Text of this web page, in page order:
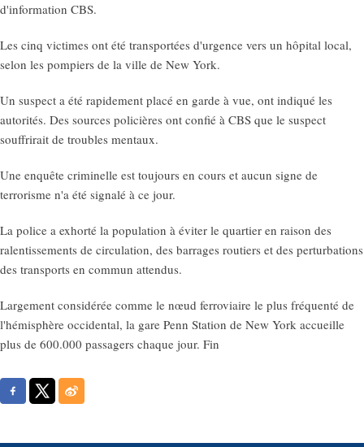
d'information CBS.
Les cinq victimes ont été transportées d'urgence vers un hôpital local,
selon les pompiers de la ville de New York.
Un suspect a été rapidement placé en garde à vue, ont indiqué les
autorités. Des sources policières ont confié à CBS que le suspect
souffrirait de troubles mentaux.
Une enquête criminelle est toujours en cours et aucun signe de
terrorisme n'a été signalé à ce jour.
La police a exhorté la population à éviter le quartier en raison des
ralentissements de circulation, des barrages routiers et des perturbations
des transports en commun attendus.
Largement considérée comme le nœud ferroviaire le plus fréquenté de
l'hémisphère occidental, la gare Penn Station de New York accueille
plus de 600.000 passagers chaque jour. Fin